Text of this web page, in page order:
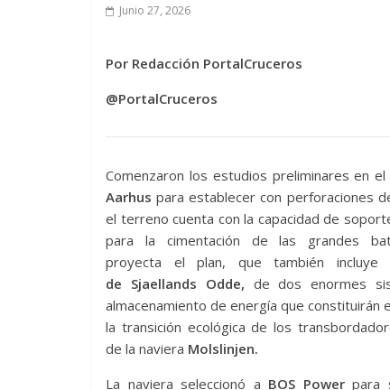
Junio 27, 2026
Por Redacción PortalCruceros
@PortalCruceros
Comenzaron los estudios preliminares en el
Aarhus para establecer con perforaciones
el terreno cuenta con la capacidad de
para la cimentación de las grandes
proyecta el plan, que también incluye
de Sjaellands Odde, de dos enormes
almacenamiento de energía que constituirán
la transición ecológica de los
de la naviera Molslinjen.
La naviera seleccionó a BOS Powerpara